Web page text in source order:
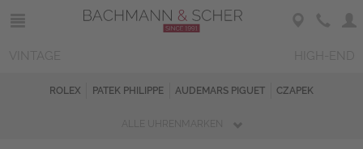
ROLEX PATEK PHILIPPE AUDEMARS PIGUET CZAPEK